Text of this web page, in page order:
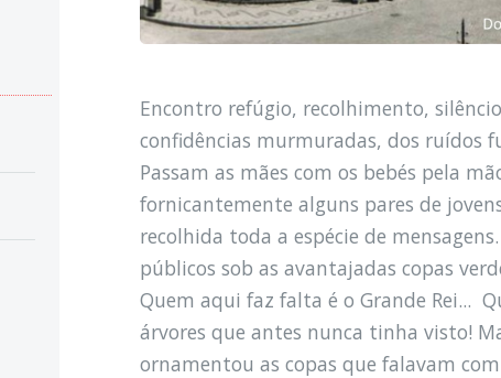
Encontro refúgio, recolhimento,
confidências murmuradas, dos ruídos
Passam as mães com os bebés pela
fornicantemente alguns pares de
recolhida toda a espécie de
públicos sob as avantajadas copas
Quem aqui faz falta é o Grande Rei...
árvores que antes nunca tinha visto!
ornamentou as copas que falavam